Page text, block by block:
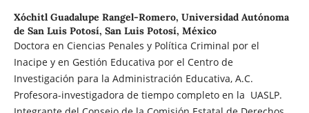
Xóchitl Guadalupe Rangel-Romero, Universidad Autónoma
de San Luis Potosí, San Luis Potosí, México
Doctora en Ciencias Penales y Política Criminal por el
Inacipe y en Gestión Educativa por el Centro de
Investigación para la Administración Educativa, A.C.
Profesora-investigadora de tiempo completo en la UASLP.